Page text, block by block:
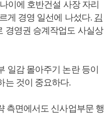
이에 호반건설 사장 자리
게 경영 일선에 나섰다. 김
경영권 승계작업도 사실상
일감 몰아주기 논란 등이
는 것이 중요하다.
측면에서도 신사업부문 행